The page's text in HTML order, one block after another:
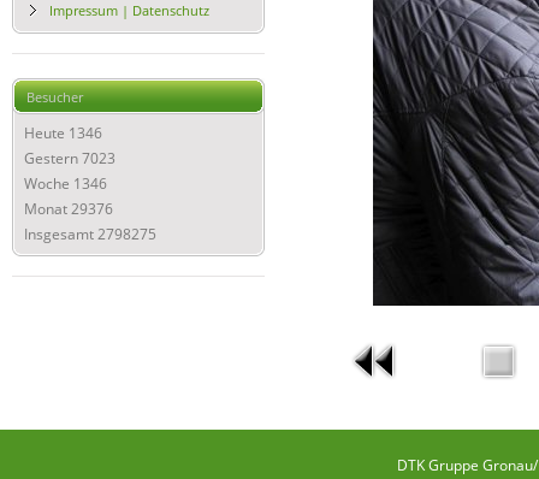
Impressum | Datenschutz
Besucher
Heute 1346
Gestern7023
Woche 1346
Monat29376
Insgesamt2798275
DTK Gruppe